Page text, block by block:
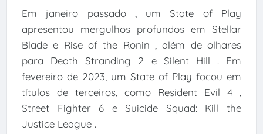
Em janeiro passado , um State of Play
apresentou mergulhos profundos em Stellar
Blade e Rise of the Ronin , além de olhares
para Death Stranding 2 e Silent Hill . Em
fevereiro de 2023, um State of Play focou em
títulos de terceiros, como Resident Evil 4 ,
Street Fighter 6 e Suicide Squad: Kill the
Justice League .